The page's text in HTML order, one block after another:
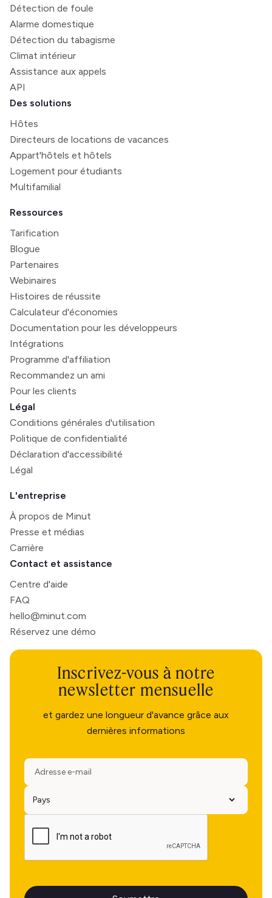
Détection de foule
Alarme domestique
Détection du tabagisme
Climat intérieur
Assistance aux appels
API
Des solutions
Hôtes
Directeurs de locations de vacances
Appart'hôtels et hôtels
Logement pour étudiants
Multifamilial
Ressources
Tarification
Blogue
Partenaires
Webinaires
Histoires de réussite
Calculateur d'économies
Documentation pour les développeurs
Intégrations
Programme d'affiliation
Recommandez un ami
Pour les clients
Légal
Conditions générales d'utilisation
Politique de confidentialité
Déclaration d'accessibilité
Légal
L'entreprise
À propos de Minut
Presse et médias
Carrière
Contact et assistance
Centre d'aide
FAQ
hello@minut.com
Réservez une démo
Inscrivez-vous à notre
newsletter mensuelle
et gardez une longueur d'avance grâce aux
dernières informations